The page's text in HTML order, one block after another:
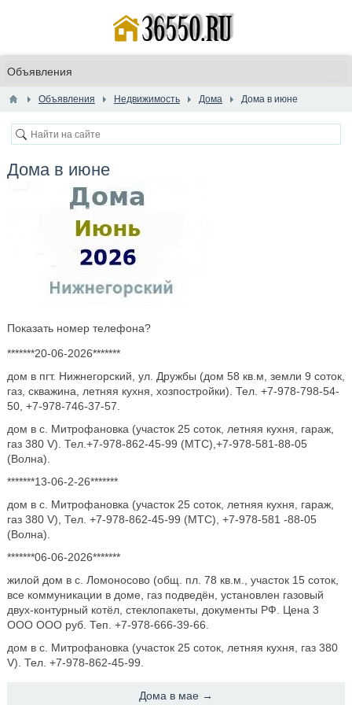
Объявления Недвижимость Дома Дома в июне
Дома в июне
Показать номер телефона?
*******20-06-2026*******
дом в пгт. Нижнегорский, ул. Дружбы (дом 58 кв.м, земли 9 соток,
газ, скважина, летняя кухня, хозпостройки). Тел. +7-978-798-54-
50, +7-978-746-37-57.
дом в с. Митрофановка (участок 25 соток, летняя кухня, гараж,
газ 380 V). Тел.+7-978-862-45-99 (МТС),+7-978-581-88-05
(Волна).
*******13-06-2-26*******
дом в с. Митрофановка (участок 25 соток, летняя кухня, гараж,
газ 380 V), Тел. +7-978-862-45-99 (МТС), +7-978-581 -88-05
(Волна).
*******06-06-2026*******
жилой дом в с. Ломоносово (общ. пл. 78 кв.м., участок 15 соток,
все коммуникации в доме, газ подведён, установлен газовый
двух-контурный котёл, стеклопакеты, документы РФ. Цена 3
ООО ООО руб. Теп. +7-978-666-39-66.
дом в с. Митрофановка (участок 25 соток, летняя кухня, газ 380
V). Тел. +7-978-862-45-99.
Дома в мае →